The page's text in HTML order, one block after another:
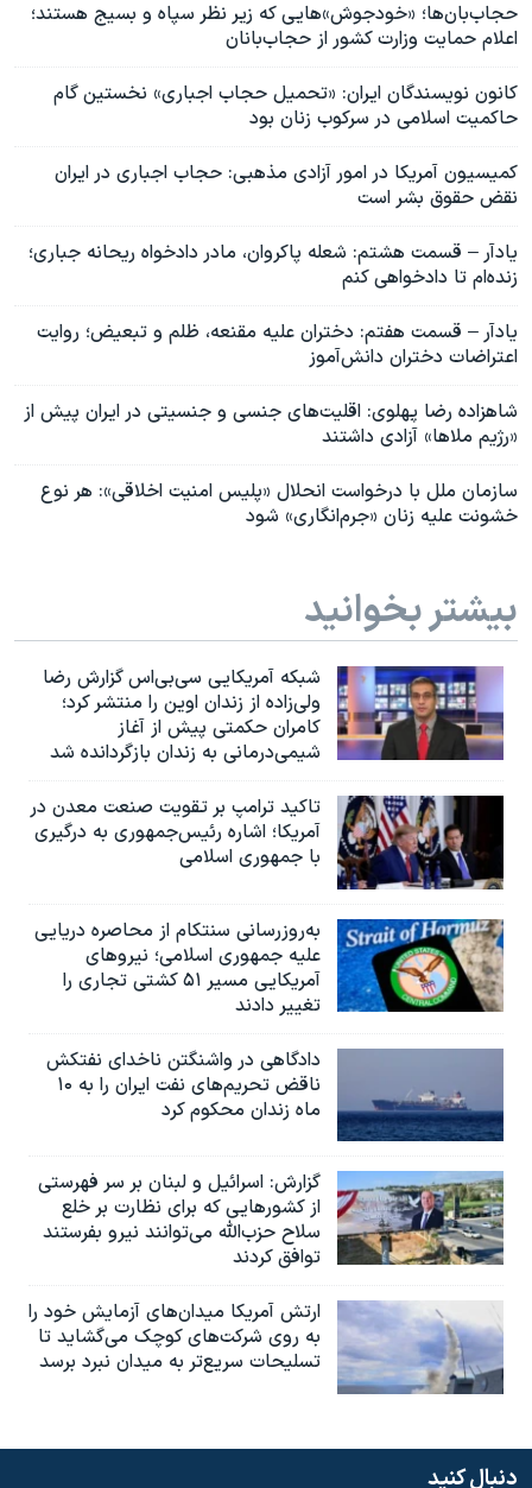
حجاب‌بان‌ها؛ «خودجوش»هایی که زیر نظر سپاه و بسیج هستند؛
اعلام حمایت وزارت کشور از حجاب‌بانان
کانون نویسندگان ایران: «تحمیل حجاب اجباری» نخستین گام
حاکمیت اسلامی در سرکوب زنان بود
کمیسیون آمریکا در امور آزادی مذهبی: حجاب اجباری در ایران
نقض حقوق بشر است
یادآر – قسمت هشتم: شعله پاکروان، مادر دادخواه ریحانه جباری؛
زنده‌ام تا دادخواهی کنم
یادآر – قسمت هفتم: دختران علیه مقنعه، ظلم و تبعیض؛ روایت
اعتراضات دختران دانش‌آموز
شاهزاده رضا پهلوی: اقلیت‌های جنسی و جنسیتی در ایران پیش از
«رژیم ملاها» آزادی داشتند
سازمان ملل با درخواست انحلال «پلیس امنیت اخلاقی»: هر نوع
خشونت علیه زنان «جرم‌انگاری» شود
بیشتر بخوانید
شبکه آمریکایی سی‌بی‌‌اس گزارش رضا
ولی‌زاده از زندان اوین را منتشر کرد؛
کامران حکمتی پیش از آغاز
شیمی‌درمانی به زندان بازگردانده شد
تاکید ترامپ بر تقویت صنعت معدن در
آمریکا؛ اشاره رئیس‌جمهوری به درگیری
با جمهوری اسلامی
به‌روزرسانی سنتکام از محاصره دریایی
علیه جمهوری اسلامی؛ نیروهای
آمریکایی مسیر ۵۱ کشتی تجاری را
تغییر دادند
دادگاهی در واشنگتن ناخدای نفتکش
ناقض تحریم‌های نفت ایران را به ۱۰
ماه زندان محکوم کرد
گزارش‌: اسرائيل و لبنان بر سر فهرستی
از کشورهایی که برای نظارت بر خلع
سلاح حزب‌الله می‌توانند نیرو بفرستند
توافق کردند
ارتش آمریکا میدان‌های آزمایش خود را
به روی شرکت‌های کوچک می‌گشاید تا
تسلیحات سریع‌تر به میدان نبرد برسد
دنبال کنید